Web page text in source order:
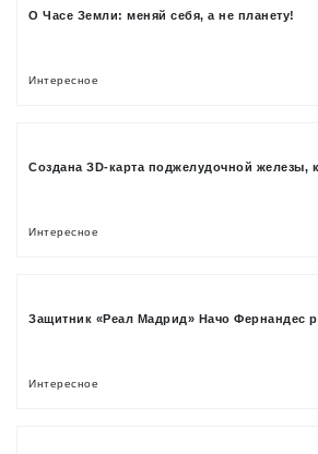
О Часе Земли: меняй себя, а не планету!
Интересное
Создана ЗD-карта поджелудочной железы,
Интересное
Защитник «Реал Мадрид» Начо Фернандес
Интересное